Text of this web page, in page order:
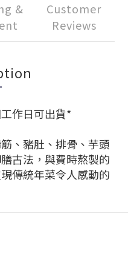
&
Customer
Reviews
作日可出貨*
、豬肚、排骨、芋頭
古法，與費時熬製的
傳統年菜令人感動的